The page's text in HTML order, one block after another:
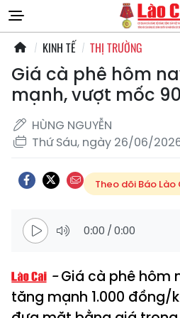
KINH TẾ THỊ TRƯỜNG
Giá cà phê hôm
mạnh, vượt mốc
HÙNG NGUYỄN
Thứ Sáu, ngày 26/06/
Theo dõi Báo
0:00 /0:00
Giá cà phê hôm
tăng mạnh 1.000 đồng/